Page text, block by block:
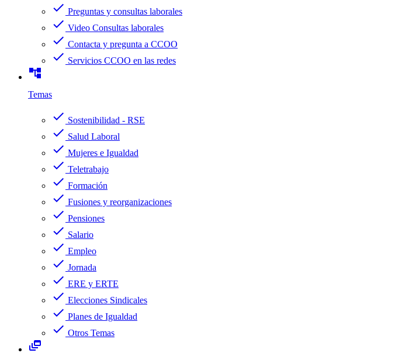
check Preguntas y consultas laborales
check Video Consultas laborales
check Contacta y pregunta a CCOO
check Servicios CCOO en las redes
account_tree
Temas
check Sostenibilidad - RSE
check Salud Laboral
check Mujeres e Igualdad
check Teletrabajo
check Formación
check Fusiones y reorganizaciones
check Pensiones
check Salario
check Empleo
check Jornada
check ERE y ERTE
check Elecciones Sindicales
check Planes de Igualdad
check Otros Temas
dynamic_feed